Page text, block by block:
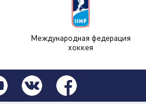
Международная федерация
хоккея